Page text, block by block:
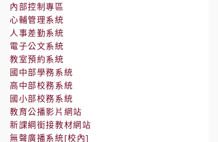
內部控制專區
心輔管理系統
人事差勤系統
電子公文系統
教室預約系統
國中部學務系統
高中部校務系統
國小部校務系統
教育公播影片網站
新課綱銜接教材網站
無聲廣播系統[校內]